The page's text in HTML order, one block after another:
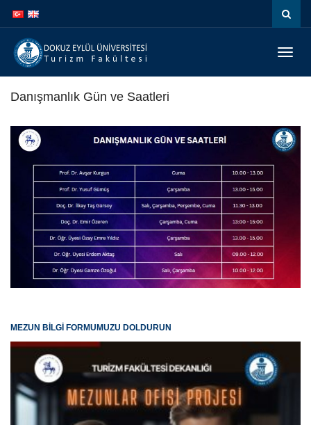
atla
atla
Danışmanlık Gün ve Saatleri
MEZUN BİLGİ FORMUMUZU DOLDURUN